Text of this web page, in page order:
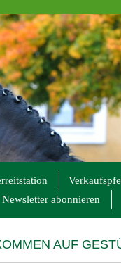
Newsletter abonnieren
AUF